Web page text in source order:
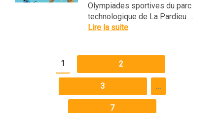
Olympiades sportives du parc
technologique de La Pardieu …
Lire la suite
1 2
3 …
7